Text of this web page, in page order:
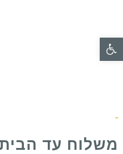
פתח סרגל נגישות